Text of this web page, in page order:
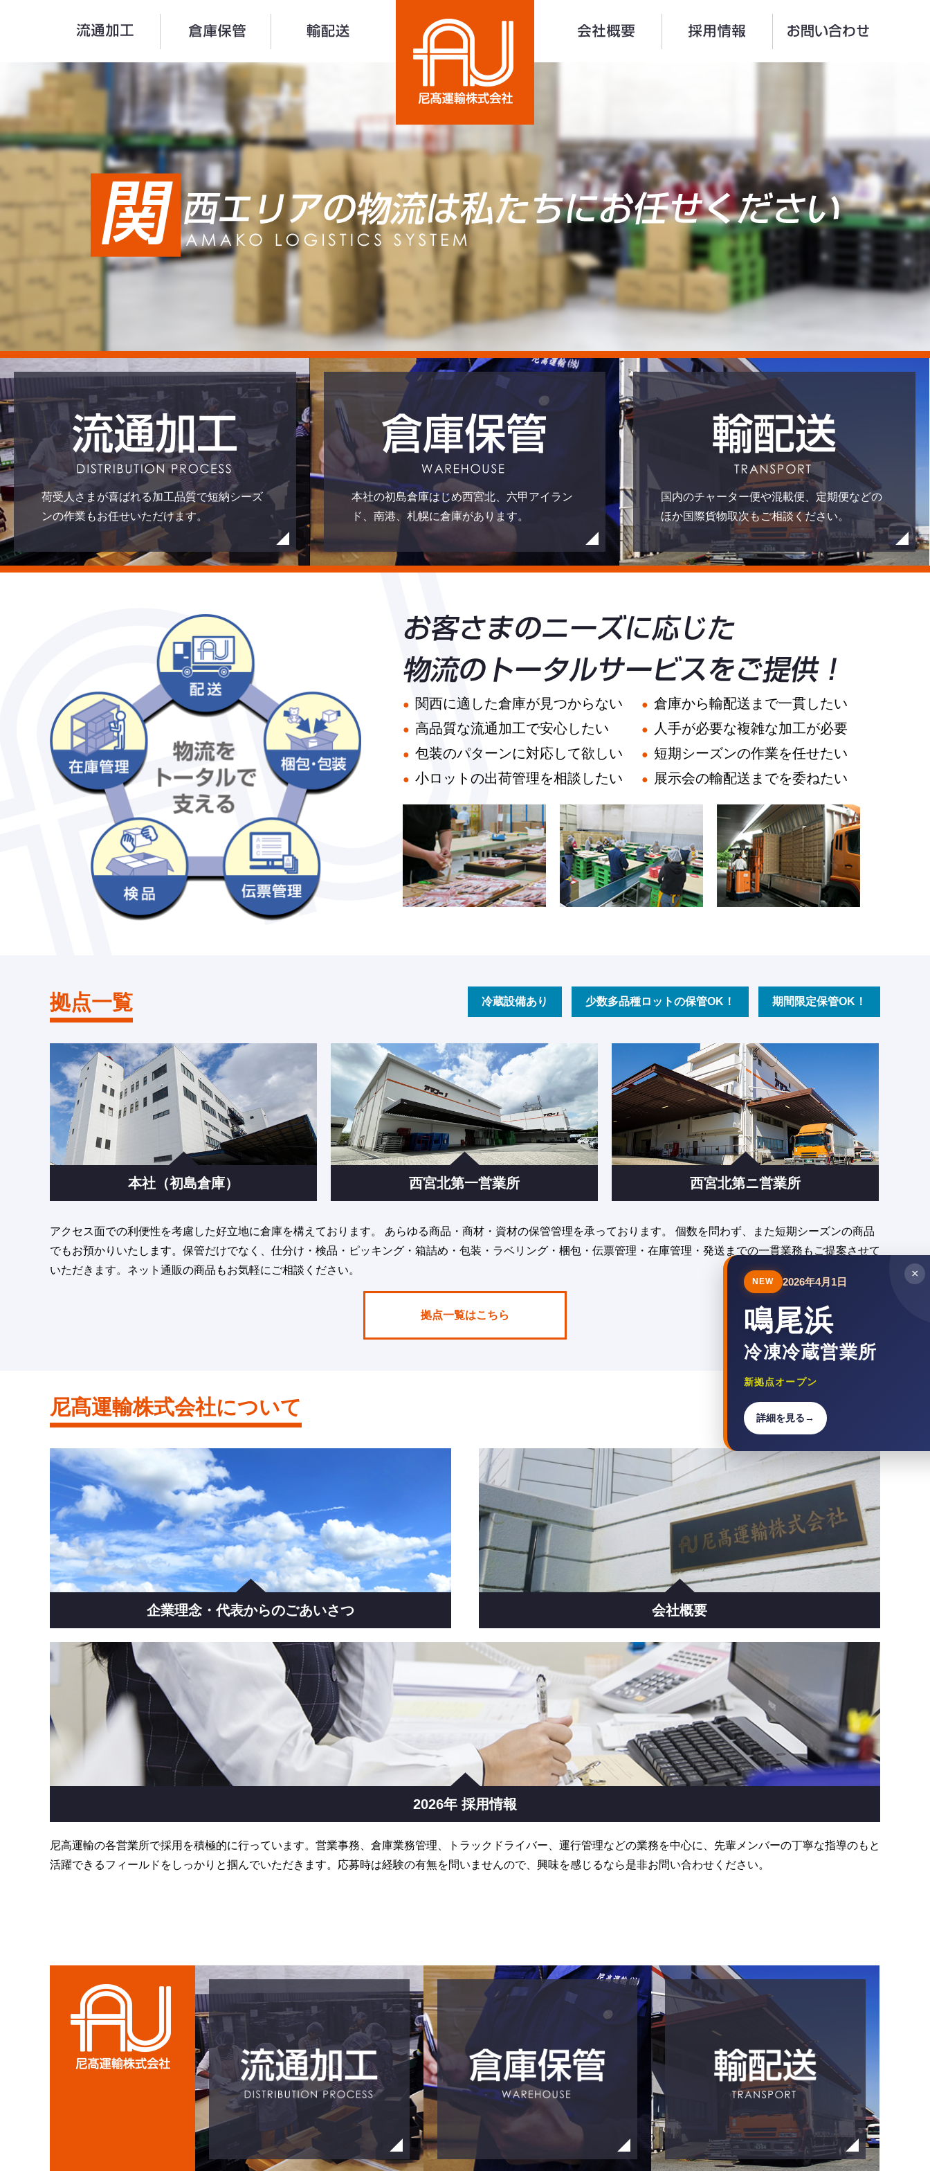
荷受人さまが喜ばれる加工品質で短納シーズ
ンの作業もお任せいただけます。
本社の初島倉庫はじめ西宮北、六甲アイラン
ド、南港、札幌に倉庫があります。
国内のチャーター便や混載便、定期便などの
ほか国際貨物取次もご相談ください。
関西に適した倉庫が見つからない
倉庫から輸配送まで一貫したい
高品質な流通加工で安心したい
人手が必要な複雑な加工が必要
包装のパターンに対応して欲しい
短期シーズンの作業を任せたい
小ロットの出荷管理を相談したい
展示会の輸配送までを委ねたい
拠点一覧 冷蔵設備あり 少数多品種ロットの保管OK！ 期間限定保管OK！
本社（初島倉庫） 西宮北第一営業所 西宮北第ニ営業所
アクセス面での利便性を考慮した好立地に倉庫を構えております。 あらゆる商品・商材・資材の保管管理を承っております。 個数を問わず、また短期シーズンの商品
でもお預かりいたします。保管だけでなく、仕分け・検品・ピッキング・箱詰め・包装・ラベリング・梱包・伝票管理・在庫管理・発送までの一貫業務もご提案させて
いただきます。ネット通販の商品もお気軽にご相談ください。
拠点一覧はこちら
尼髙運輸株式会社について
企業理念・代表からのごあいさつ 会社概要
2026年 採用情報
尼高運輸の各営業所で採用を積極的に行っています。営業事務、倉庫業務管理、トラックドライバー、運行管理などの業務を中心に、先輩メンバーの丁寧な指導のもと
活躍できるフィールドをしっかりと掴んでいただきます。応募時は経験の有無を問いませんので、興味を感じるなら是非お問い合わせください。
尼高運輸株式会社
NEW 2026年4月1日
鳴尾浜
冷凍冷蔵営業所
新拠点オープン
詳細を見る
×